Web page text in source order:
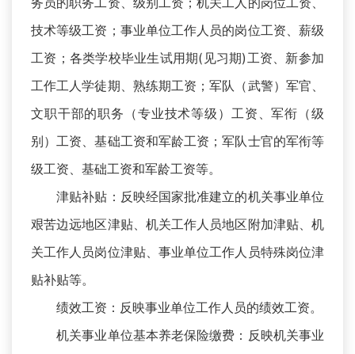
技术等级工资；事业单位工作人员的岗位工资、薪级
工资；各类学校毕业生试用期(见习期)工资、新参加
工作工人学徒期、熟练期工资；军队（武警）军官、
文职干部的职务（专业技术等级）工资、军衔（级
别）工资、基础工资和军龄工资；军队士官的军衔等
级工资、基础工资和军龄工资等。
津贴补贴：反映经国家批准建立的机关事业单位
艰苦边远地区津贴、机关工作人员地区附加津贴、机
关工作人员岗位津贴、事业单位工作人员特殊岗位津
贴补贴等。
绩效工资：反映事业单位工作人员的绩效工资。
机关事业单位基本养老保险缴费：反映机关事业